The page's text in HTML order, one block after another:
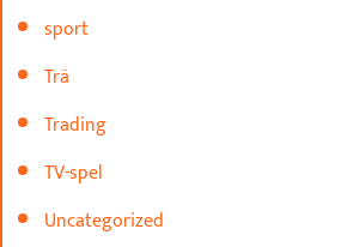
sport
Trä
Trading
TV-spel
Uncategorized